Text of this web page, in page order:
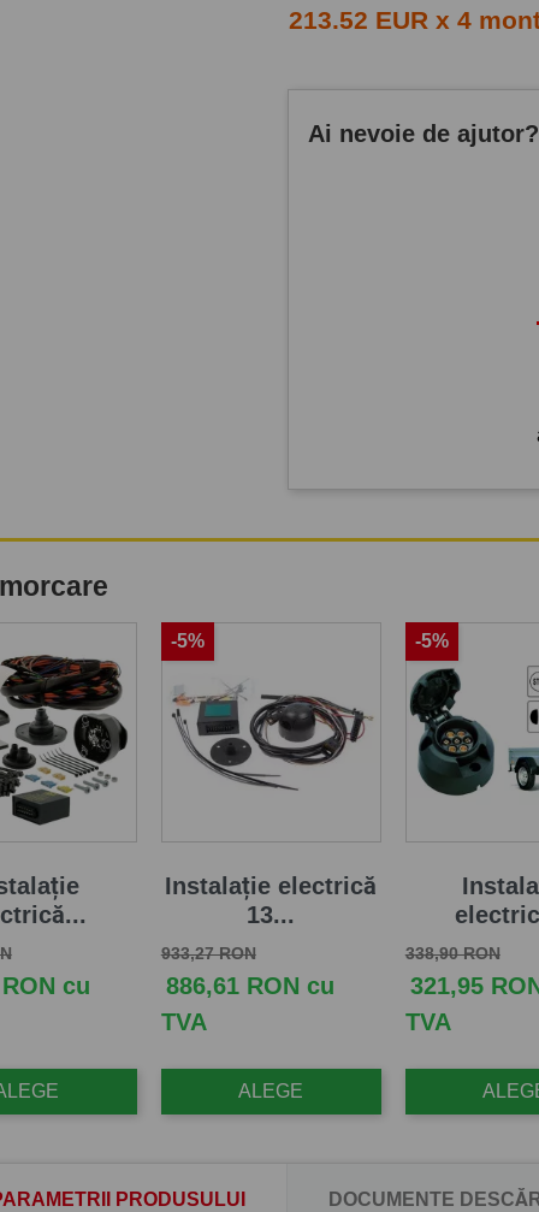
213.52 EUR x 4
Ai nevoie de
Pret
cu
Instalație electrică
13...
Pret de baza
933,27 RONPret
886,61 RON cu
TVA
ALEGE
-5%
Pret de baza
338,90 RONPret
321,95
TVA
-5%
PRODUSULUI DOCUMENTE